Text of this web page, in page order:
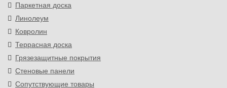
Паркетная доска
Линолеум
Ковролин
Террасная доска
Грязезащитные покрытия
Стеновые панели
Сопутствующие товары